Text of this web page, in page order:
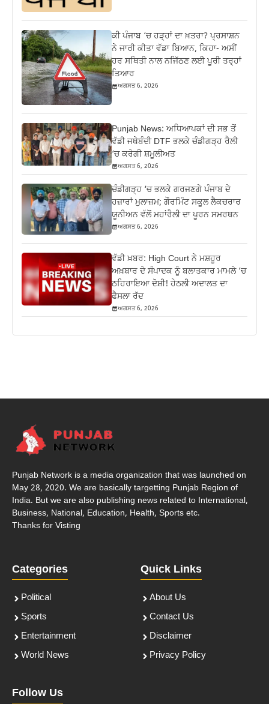
ਕੀ ਪੰਜਾਬ ‘ਚ ਹੜ੍ਹਾਂ ਦਾ ਖ਼ਤਰਾ? ਪ੍ਰਸਾਸ਼ਨ
ਨੇ ਜਾਰੀ ਕੀਤਾ ਵੱਡਾ ਬਿਆਨ, ਕਿਹਾ- ਅਸੀਂ
ਹਰ ਸਥਿਤੀ ਨਾਲ ਨਜਿੱਠਣ ਲਈ ਪੂਰੀ ਤਰ੍ਹਾਂ
ਤਿਆਰ
ਅਗਸਤ 6, 2026
Punjab News: ਅਧਿਆਪਕਾਂ ਦੀ ਸਭ ਤੋਂ
ਵੱਡੀ ਜਥੇਬੰਦੀ DTF ਭਲਕੇ ਚੰਡੀਗੜ੍ਹ ਰੈਲੀ
‘ਚ ਕਰੇਗੀ ਸ਼ਮੂਲੀਅਤ
ਅਗਸਤ 6, 2026
ਚੰਡੀਗੜ੍ਹ ‘ਚ ਭਲਕੇ ਗਰਜਣਗੇ ਪੰਜਾਬ ਦੇ
ਹਜ਼ਾਰਾਂ ਮੁਲਾਜ਼ਮ; ਗੌਰਮਿੰਟ ਸਕੂਲ ਲੈਕਚਰਾਰ
ਯੂਨੀਅਨ ਵੱਲੋਂ ਮਹਾਂਰੈਲੀ ਦਾ ਪੂਰਨ ਸਮਰਥਨ
ਅਗਸਤ 6, 2026
ਵੱਡੀ ਖ਼ਬਰ: High Court ਨੇ ਮਸ਼ਹੂਰ
ਅਖ਼ਬਾਰ ਦੇ ਸੰਪਾਦਕ ਨੂੰ ਬਲਾਤਕਾਰ ਮਾਮਲੇ ‘ਚ
ਠਹਿਰਾਇਆ ਦੋਸ਼ੀ! ਹੇਠਲੀ ਅਦਾਲਤ ਦਾ
ਫੈਸਲਾ ਰੱਦ
ਅਗਸਤ 6, 2026
Punjab Network is a media organization that was launched on
May 28, 2020. We are basically targetting Punjab Region of
India. But we are also publishing news related to International,
Business, National, Education, Health, Sports etc.
Thanks for Visting
Categories
Political
Sports
Entertainment
World News
Quick Links
About Us
Contact Us
Disclaimer
Privacy Policy
Follow Us